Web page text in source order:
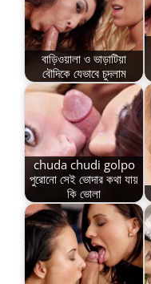
বাড়িওয়ালা ও ভাড়াটিয়া
বৌদিকে যেভাবে চুদলাম
chuda chudi golpo
পুরোনো সেই ভোদার কথা যায়
কি ভোলা